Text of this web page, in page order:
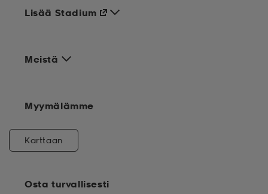
Meistä
Osta turvallisesti
Lisää Stadium
Myymälämme
Karttaan